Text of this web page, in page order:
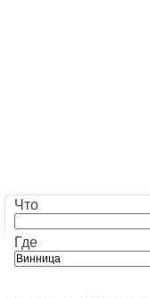
Что
Где